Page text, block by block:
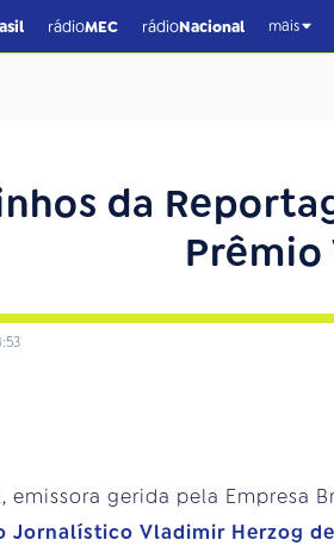
rádioMEC rádioNacional mais
da
emissora gerida pela Empresa
Jornalístico Vladimir Herzog